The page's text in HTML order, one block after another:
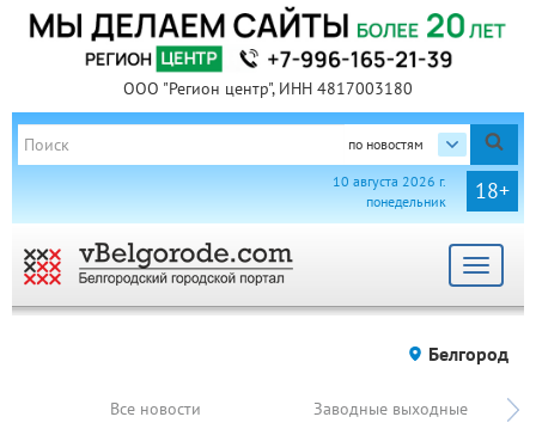
ООО "Регион центр", ИНН 4817003180
по новостям
18+
10 августа 2026 г.
понедельник
Toggle
Белгород
Все новости Заводные выходные